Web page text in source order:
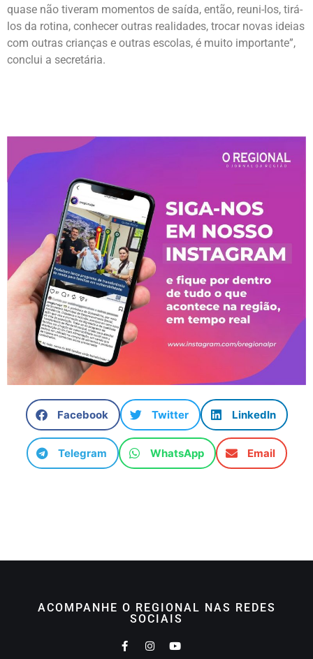
quase não tiveram momentos de saída, então, reuni-los, tirá-
los da rotina, conhecer outras realidades, trocar novas ideias
com outras crianças e outras escolas, é muito importante”,
conclui a secretária.
Facebook Twitter LinkedIn
Telegram WhatsApp Email
ACOMPANHE O REGIONAL NAS REDES
SOCIAIS